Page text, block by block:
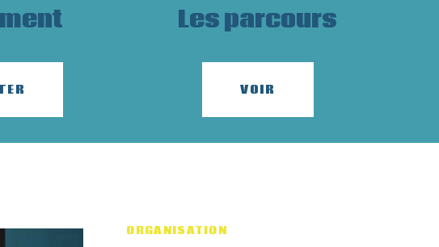
Les parcours
VOIR
ORGANISATION